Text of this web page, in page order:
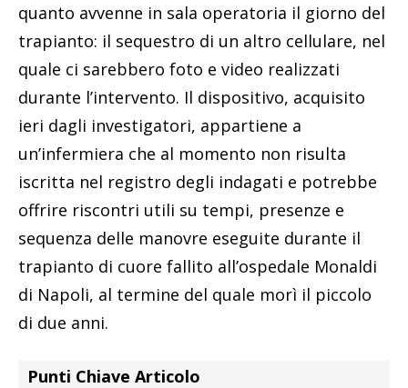
quanto avvenne in sala operatoria il giorno del
trapianto: il sequestro di un altro cellulare, nel
quale ci sarebbero foto e video realizzati
durante l’intervento. Il dispositivo, acquisito
ieri dagli investigatori, appartiene a
un’infermiera che al momento non risulta
iscritta nel registro degli indagati e potrebbe
offrire riscontri utili su tempi, presenze e
sequenza delle manovre eseguite durante il
trapianto di cuore fallito all’ospedale Monaldi
di Napoli, al termine del quale morì il piccolo
di due anni.
Punti Chiave Articolo